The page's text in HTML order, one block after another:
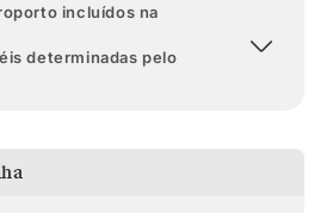
incluídos na
determinadas pelo